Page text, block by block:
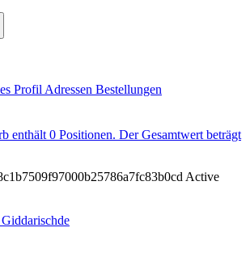
Profil Adressen Bestellungen
enthält 0 Positionen. Der Gesamtwert beträgt
Active